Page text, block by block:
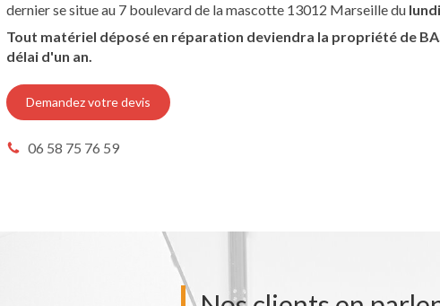
dernier se situe au 7 boulevard de la mascotte 13012 Marseille du
Tout matériel déposé en réparation deviendra la propriété de
délai d'un an.
Demandez votre devis
06 58 75 76 59